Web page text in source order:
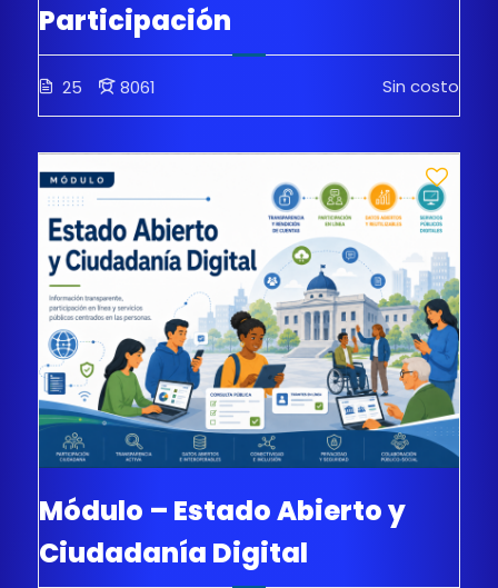
Participación
25 8061 Sin costo
Módulo – Estado Abierto y
Ciudadanía Digital